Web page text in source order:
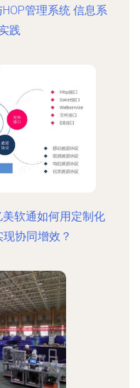
管理系统 信息系
践
美软通如何用定制化
协同增效？